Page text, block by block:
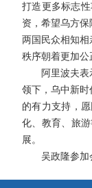
打造更多标志
资，希望乌方
两国民众相知
秩序朝着更加公
阿里波夫
领下，乌中新
的有力支持，
化、教育、旅
展。
吴政隆参加